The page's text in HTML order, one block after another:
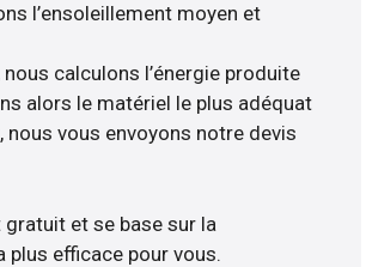
l’ensoleillement moyen et
nous calculons l’énergie produite
alors le matériel le plus adéquat
nous vous envoyons notre devis
et se base sur la
plus efficace pour vous.